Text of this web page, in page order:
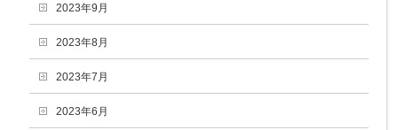
2023年9月
2023年8月
2023年7月
2023年6月